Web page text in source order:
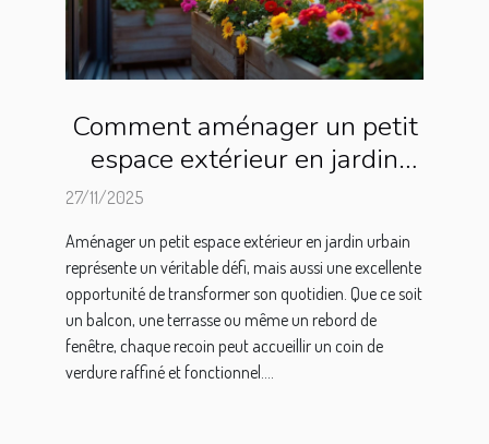
Comment aménager un petit
espace extérieur en jardin
27/11/2025
Aménager un petit espace extérieur en jardin urbain
représente un véritable défi, mais aussi une excellente
opportunité de transformer son quotidien. Que ce soit
un balcon, une terrasse ou même un rebord de
fenêtre, chaque recoin peut accueillir un coin de
verdure raffiné et fonctionnel....